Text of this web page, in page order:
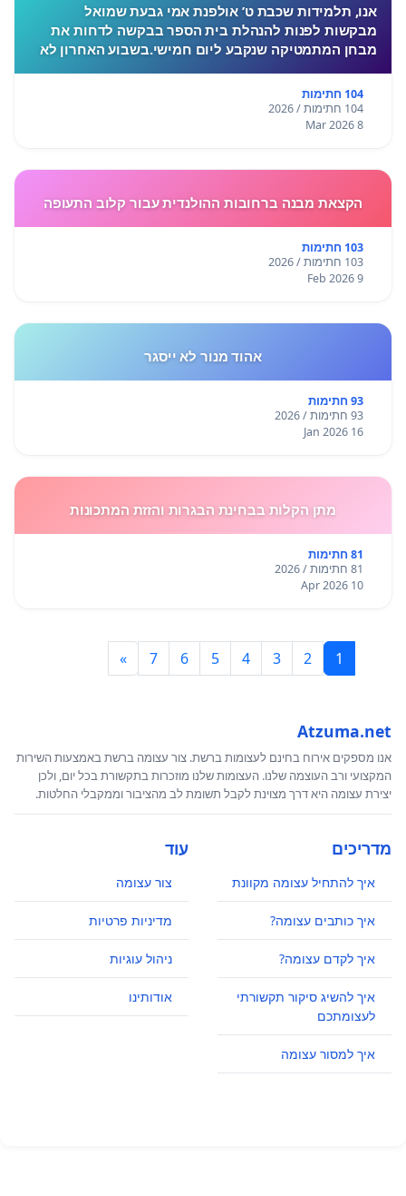
אנו, תלמידות שכבת ט’ אולפנת אמי גבעת שמואל
מבקשות לפנות להנהלת בית הספר בבקשה לדחות את
מבחן המתמטיקה שנקבע ליום חמישי.בשבוע האחרון לא
חוות לחץ, מתח ו
104 חתימות
104 חתימות / 2026
8 Mar 2026
הקצאת מבנה ברחובות ההולנדית עבור קלוב התעופה
103 חתימות
103 חתימות / 2026
9 Feb 2026
אהוד מנור לא ייסגר
93 חתימות
93 חתימות / 2026
16 Jan 2026
מתן הקלות בבחינת הבגרות והזזת המתכונות
81 חתימות
81 חתימות / 2026
10 Apr 2026
1
2
3
4
5
6
7
»
Atzuma.net
אנו מספקים אירוח בחינם לעצומות ברשת. צור עצומה ברשת באמצעות השירות
המקצועי ורב העוצמה שלנו. העצומות שלנו מוזכרות בתקשורת בכל יום, ולכן
יצירת עצומה היא דרך מצוינת לקבל תשומת לב מהציבור וממקבלי החלטות.
מדריכים
איך להתחיל עצומה מקוונת
איך כותבים עצומה?
איך לקדם עצומה?
איך להשיג סיקור תקשורתי
לעצומתכם
איך למסור עצומה
עוד
צור עצומה
מדיניות פרטיות
ניהול עוגיות
אודותינו